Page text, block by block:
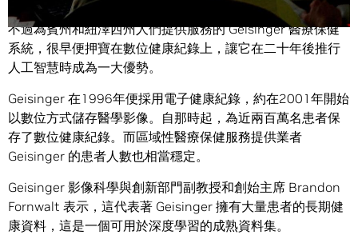
不過為賓州和紐澤西州人們提供服務的 Geisinger 醫療保健
系統，很早便押寶在數位健康紀錄上，讓它在二十年後推行
人工智慧時成為一大優勢。
Geisinger 在1996年便採用電子健康紀錄，約在2001年開始
以數位方式儲存醫學影像。自那時起，為近兩百萬名患者保
存了數位健康紀錄。而區域性醫療保健服務提供業者
Geisinger 的患者人數也相當穩定。
Geisinger 影像科學與創新部門副教授和創始主席 Brandon
Fornwalt 表示，這代表著 Geisinger 擁有大量患者的長期健
康資料，這是一個可用於深度學習的成熟資料集。